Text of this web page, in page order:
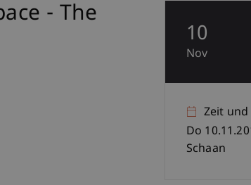
- The
10
Nov
Zeit
Do
Schaan